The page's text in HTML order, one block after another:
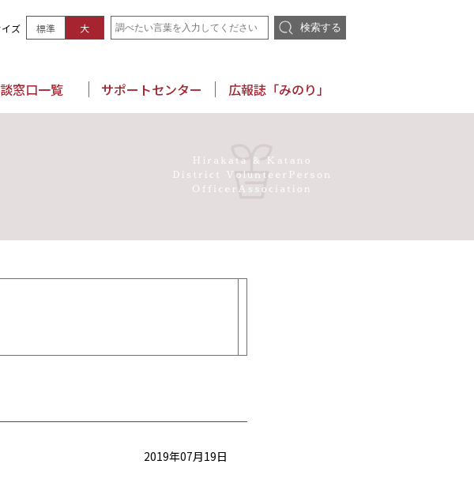
ズ 標準 大 検索する
窓口一覧 サポートセンター 広報誌「みのり」
2019年07月19日